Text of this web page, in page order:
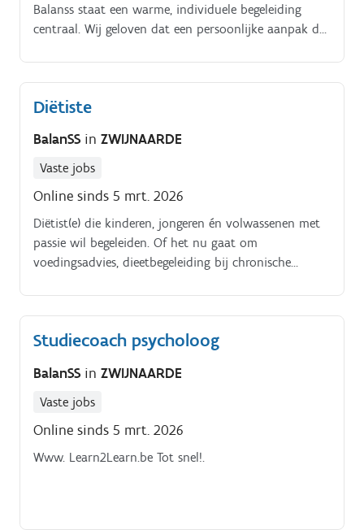
Balanss staat een warme, individuele begeleiding
centraal. Wij geloven dat een persoonlijke aanpak de
Diëtiste
BalanSS in ZWIJNAARDE
Vaste jobs
Online sinds 5 mrt. 2026
Diëtist(e) die kinderen, jongeren én volwassenen met
passie wil begeleiden. Of het nu gaat om
voedingsadvies, dieetbegeleiding bij chronische
Studiecoach psycholoog
BalanSS in ZWIJNAARDE
Vaste jobs
Online sinds 5 mrt. 2026
Www. Learn2Learn.be Tot snel!.